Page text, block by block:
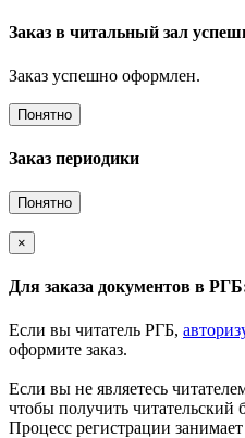
Заказ в читальный зал
Заказ успешно оформлен.
Понятно
Заказ периодики
Понятно
×
Для заказа документов в
Если вы читатель РГБ,
оформите заказ.
Если вы не являетесь
чтобы получить читательский
Процесс регистрации